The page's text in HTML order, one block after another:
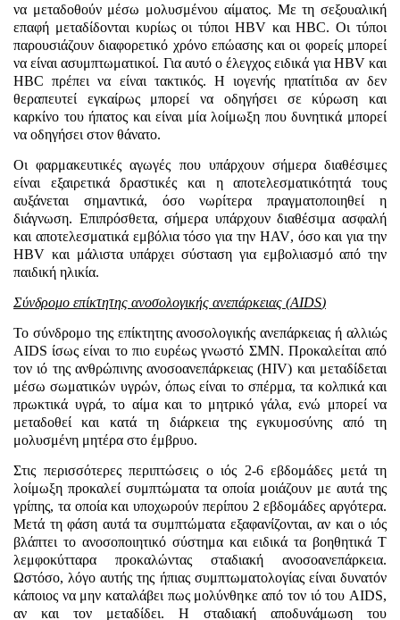
να μεταδοθούν μέσω μολυσμένου αίματος. Με τη σεξουαλική
επαφή μεταδίδονται κυρίως οι τύποι HBVκαιHBC. Οι τύποι
παρουσιάζουν διαφορετικό χρόνο επώασης και οι φορείς μπορεί
να είναι ασυμπτωματικοί. Για αυτό ο έλεγχος ειδικά για HBVκαι
HBC πρέπει να είναι τακτικός. Η ιογενής ηπατίτιδα αν δεν
θεραπευτεί εγκαίρως μπορεί να οδηγήσει σε κύρωση και
καρκίνο του ήπατος και είναι μία λοίμωξη που δυνητικά μπορεί
να οδηγήσει στον θάνατο.
Οι φαρμακευτικές αγωγές που υπάρχουν σήμερα διαθέσιμες
είναι εξαιρετικά δραστικές και η αποτελεσματικότητά τους
αυξάνεται σημαντικά, όσο νωρίτερα πραγματοποιηθεί η
διάγνωση. Επιπρόσθετα, σήμερα υπάρχουν διαθέσιμα ασφαλή
και αποτελεσματικά εμβόλια τόσο για την HAV, όσο και για την
HBV και μάλιστα υπάρχει σύσταση για εμβολιασμό από την
παιδική ηλικία.
Σύνδρομο επίκτητης ανοσολογικής ανεπάρκειας (AIDS)
Το σύνδρομο της επίκτητης ανοσολογικής ανεπάρκειας ή αλλιώς
AIDS ίσως είναι το πιο ευρέως γνωστό ΣΜΝ. Προκαλείται από
τον ιό της ανθρώπινης ανοσοανεπάρκειας (HIV) και μεταδίδεται
μέσω σωματικών υγρών, όπως είναι το σπέρμα, τα κολπικά και
πρωκτικά υγρά, το αίμα και το μητρικό γάλα, ενώ μπορεί να
μεταδοθεί και κατά τη διάρκεια της εγκυμοσύνης από τη
μολυσμένη μητέρα στο έμβρυο.
Στις περισσότερες περιπτώσεις ο ιός 2-6 εβδομάδες μετά τη
λοίμωξη προκαλεί συμπτώματα τα οποία μοιάζουν με αυτά της
γρίπης, τα οποία και υποχωρούν περίπου 2 εβδομάδες αργότερα.
Μετά τη φάση αυτά τα συμπτώματα εξαφανίζονται, αν και ο ιός
βλάπτει το ανοσοποιητικό σύστημα και ειδικά τα βοηθητικά Τ
λεμφοκύτταρα προκαλώντας σταδιακή ανοσοανεπάρκεια.
Ωστόσο, λόγο αυτής της ήπιας συμπτωματολογίας είναι δυνατόν
κάποιος να μην καταλάβει πως μολύνθηκε από τον ιό του AIDS,
αν και τον μεταδίδει. Η σταδιακή αποδυνάμωση του